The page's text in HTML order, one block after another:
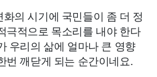
의 시기에 국민들이 좀 더 정
극적으로 목소리를 내야 한다
우리의 삶에 얼마나 큰 영향
번 깨닫게 되는 순간이네요.